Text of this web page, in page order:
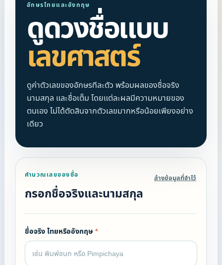
อักษรไทยและอังกฤษ
ดูดวงชื่อแบบ
เลขศาสตร์
ดูค่าตัวเลขของอักษรทีละตัว พร้อมผลของชื่อจริง
นามสกุล และชื่อเต็ม โดยแต่ละผลมีความหมายของ
ตนเอง ไม่ได้ตัดสินจากตัวเลขมากหรือน้อยเพียงอย่าง
เดียว
คำนวณเลขของชื่อ
กรอกชื่อจริงและนามสกุล
ล้างข้อมูลที่จำไว้
ชื่อจริง ไทยหรืออังกฤษ*